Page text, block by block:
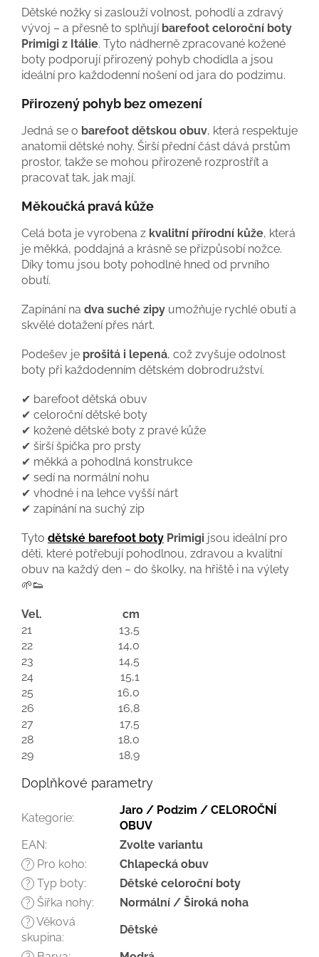
Dětské nožky si zaslouží volnost, pohodlí a zdravý
vývoj – a přesně to splňují barefoot celoroční boty
Primigi z Itálie. Tyto nádherně zpracované kožené
boty podporují přirozený pohyb chodidla a jsou
ideální pro každodenní nošení od jara do podzimu.
Přirozený pohyb bez omezení
Jedná se o barefoot dětskou obuv, která respektuje
anatomii dětské nohy. Širší přední část dává prstům
prostor, takže se mohou přirozeně rozprostřít a
pracovat tak, jak mají.
Měkoučká pravá kůže
Celá bota je vyrobena z kvalitní přírodní kůže, která
je měkká, poddajná a krásně se přizpůsobí nožce.
Díky tomu jsou boty pohodlné hned od prvního
obutí.
Zapínání na dva suché zipy umožňuje rychlé obutí a
skvělé dotažení přes nárt.
Podešev je prošitá i lepená, což zvyšuje odolnost
boty při každodenním dětském dobrodružství.
✔ barefoot dětská obuv
✔ celoroční dětské boty
✔ kožené dětské boty z pravé kůže
✔ širší špička pro prsty
✔ měkká a pohodlná konstrukce
✔ sedí na normální nohu
✔ vhodné i na lehce vyšší nárt
✔ zapínání na suchý zip
Tyto dětské barefoot boty Primigi jsou ideální pro
děti, které potřebují pohodlnou, zdravou a kvalitní
obuv na každý den – do školky, na hřiště i na výlety
🌱👟
Vel.
cm
21
13,5
22
14,0
23
14,5
24
15,1
25
16,0
26
16,8
27
17,5
28
18,0
29
18,9
Doplňkové parametry
Kategorie:
Jaro / Podzim / CELOROČNÍ
OBUV
EAN: Zvolte variantu
? Pro koho: Chlapecká obuv
? Typ boty: Dětské celoroční boty
? Šířka nohy: Normální / Široká noha
? Věková
skupina:
Dětské